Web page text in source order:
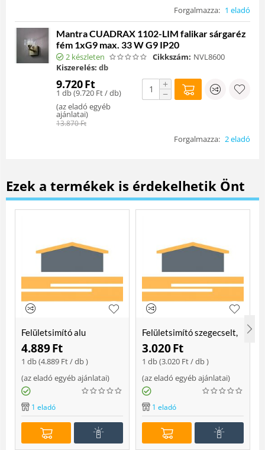
Forgalmazza: 1 eladó
Mantra CUADRAX 1102-LIM falikar sárgaréz
fém 1xG9 max. 33 W G9 IP20
2 készleten Cikkszám: NVL8600
Kiszerelés: db
9.720Ft
1 db (9.720 Ft/ db)
(az eladó egyéb
ajánlatai)
13.870Ft
+
−
Forgalmazza: 2 eladó
Ezek a termékek is érdekelhetik Önt
Felületsimító alu
erősített, rome 400 mm
Soft
4.889Ft
1 db (4.889 Ft/ db )
(az eladó egyéb ajánlatai)
1 eladó
Felületsimító szegecselt,
rome 400mm
3.020Ft
1 db (3.020 Ft/ db )
(az eladó egyéb ajánlatai)
1 eladó